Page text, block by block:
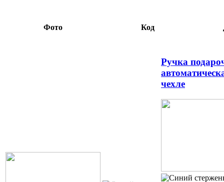
Фото Код
Ручка
чехле